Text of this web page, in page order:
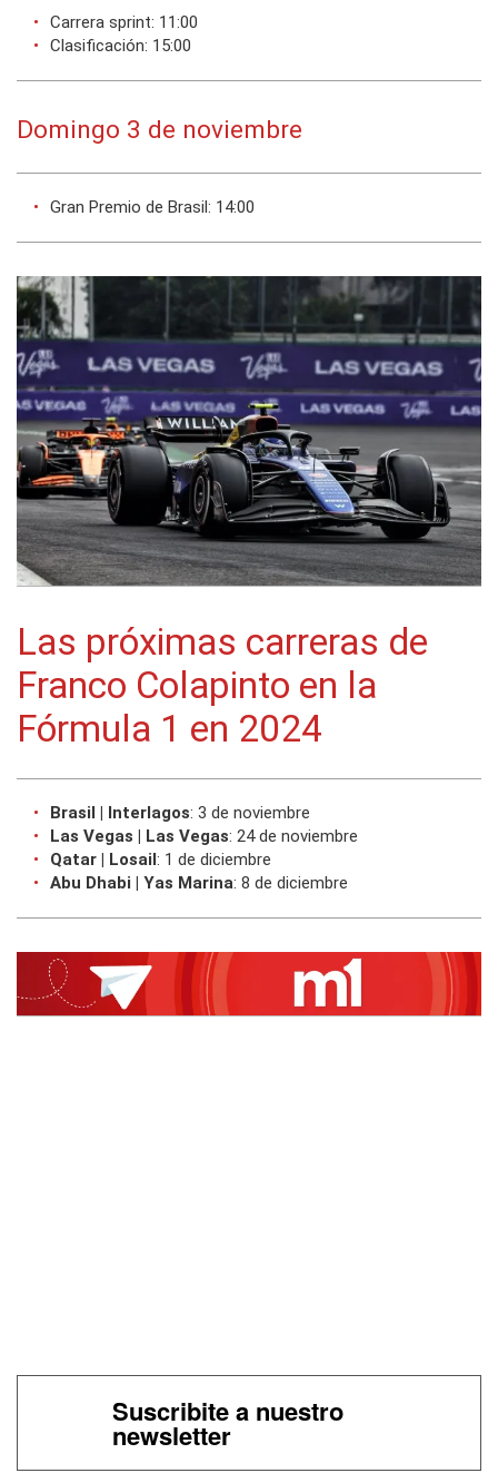
Carrera sprint: 11:00
Clasificación: 15:00
Domingo 3 de noviembre
Gran Premio de Brasil: 14:00
Las próximas carreras de
Franco Colapinto en la
Fórmula 1 en 2024
Brasil | Interlagos: 3 de noviembre
Las Vegas | Las Vegas: 24 de noviembre
Qatar | Losail: 1 de diciembre
Abu Dhabi | Yas Marina: 8 de diciembre
Suscribite a nuestro
newsletter